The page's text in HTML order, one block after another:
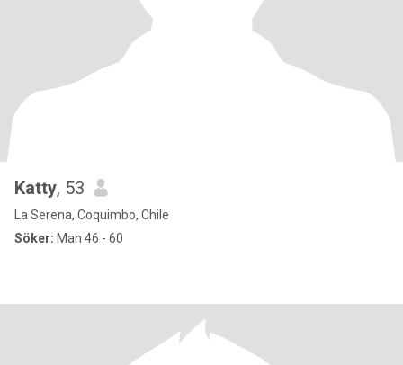
Katty, 53
La Serena, Coquimbo, Chile
Söker: Man 46 - 60